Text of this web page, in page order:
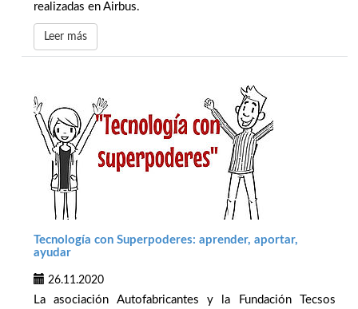
realizadas en Airbus.
Leer más
Tecnología con Superpoderes: aprender, aportar,
ayudar
26.11.2020
La asociación Autofabricantes y la Fundación Tecsos